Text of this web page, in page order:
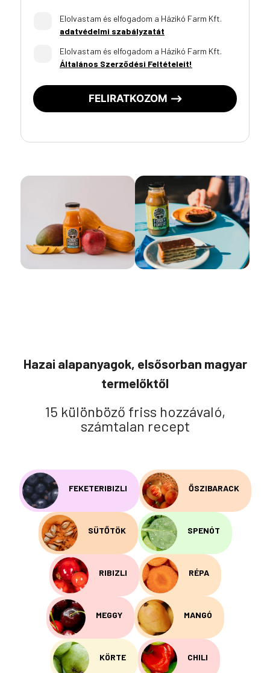
Elolvastam és elfogadom a Házikó Farm Kft.
adatvédelmi szabályzatát
Elolvastam és elfogadom a Házikó Farm Kft.
Általános Szerződési Feltételeit!
FELIRATKOZOM
Hazai alapanyagok, elsősorban magyar
termelőktől
15 különböző friss hozzávaló,
számtalan recept
FEKETERIBIZLI ŐSZIBARACK
SÜTŐTÖK SPENÓT
RIBIZLI RÉPA
MEGGY MANGÓ
KÖRTE CHILI